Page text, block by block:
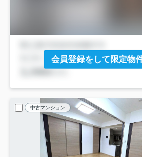
会員登録をして限定物
中古マンション